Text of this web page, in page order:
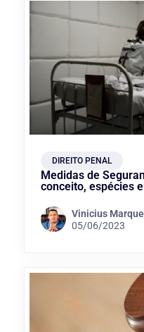
DIREITO PENAL
Medidas de
conceito, espécies
Vinicius
05/06/2023